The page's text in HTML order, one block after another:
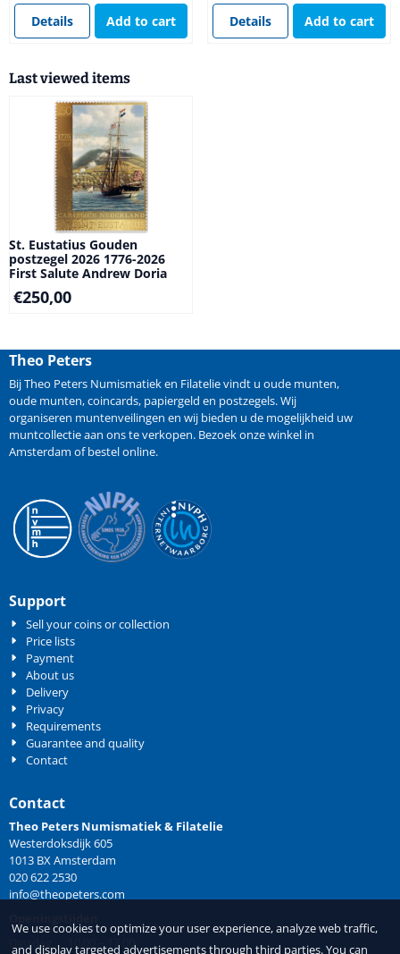
Details Add to cart Details Add to cart
Last viewed items
St. Eustatius Gouden
postzegel 2026 1776-2026
First Salute Andrew Doria
€250,00
Theo Peters
Bij Theo Peters Numismatiek en Filatelie vindt u oude munten,
oude munten,coincards, papiergeld en postzegels. Wij
organiseren muntenveilingen en wij bieden u de mogelijkheid uw
muntcollectie aan ons te verkopen. Bezoek onze winkel in
Amsterdam of bestel online.
Support
Sell your coins or collection
Price lists
Payment
About us
Delivery
Privacy
Requirements
Guarantee and quality
Contact
Contact
Theo Peters Numismatiek & Filatelie
Westerdoksdijk 605
1013 BX Amsterdam
020 622 2530
info@theopeters.com
Dinsdag 10.00 – 17.00
We use cookies to optimize your user experience, analyze web traffic,
and display targeted advertisements through third parties. You can